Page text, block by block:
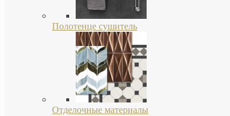
Полотенце сушитель
Отделочные материалы